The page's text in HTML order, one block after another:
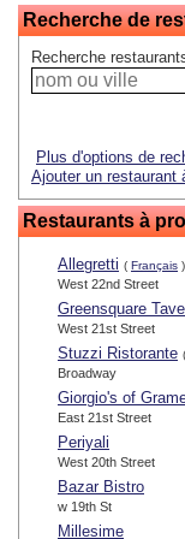
Recherche de
Recherche
Plus d'options de
Ajouter un restaurant
Restaurants à
Allegretti ( Français )
West 22nd Street
Greensquare
West 21st Street
Stuzzi Ristorante (
Broadway
Giorgio's of
East 21st Street
Periyali
West 20th Street
Bazar Bistro
w 19th St
Millesime